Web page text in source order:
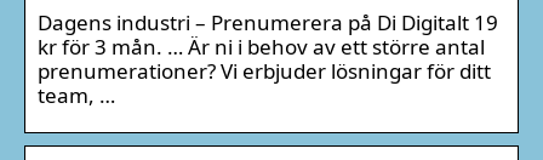
Dagens industri – Prenumerera på Di Digitalt 19
kr för 3 mån. … Är ni i behov av ett större antal
prenumerationer? Vi erbjuder lösningar för ditt
team, …